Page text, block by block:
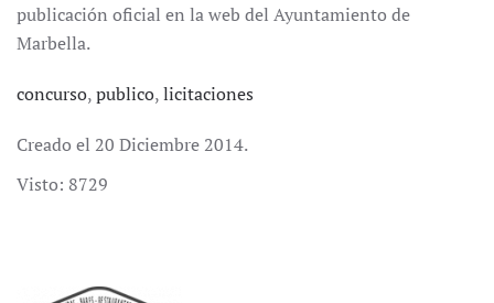
publicación oficial en la web del Ayuntamiento de
Marbella.
concurso,publico,licitaciones
Creado el 20 Diciembre 2014.
Visto: 8729